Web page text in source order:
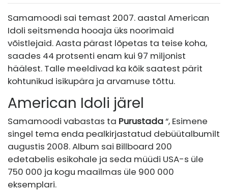
Samamoodi sai temast 2007. aastal American
Idoli seitsmenda hooaja üks noorimaid
võistlejaid. Aasta pärast lõpetas ta teise koha,
saades 44 protsenti enam kui 97 miljonist
häälest. Talle meeldivad ka kõik saatest pärit
kohtunikud isikupära ja arvamuse tõttu.
American Idoli järel
Samamoodi vabastas ta Purustada“, Esimene
singel tema enda pealkirjastatud debüütalbumilt
augustis 2008. Album sai Billboard 200
edetabelis esikohale ja seda müüdi USA-s üle
750 000 ja kogu maailmas üle 900 000
eksemplari.